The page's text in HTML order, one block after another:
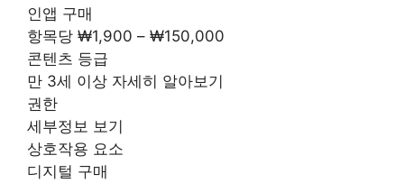
인앱 구매
항목당 ₩1,900 – ₩150,000
콘텐츠 등급
만 3세 이상 자세히 알아보기
권한
세부정보 보기
상호작용 요소
디지털 구매